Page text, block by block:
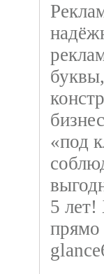
«под
5 лет!
прямо